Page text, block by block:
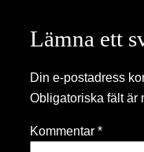
Lämna ett
Din e-postadress
Obligatoriska fält är
Kommentar *